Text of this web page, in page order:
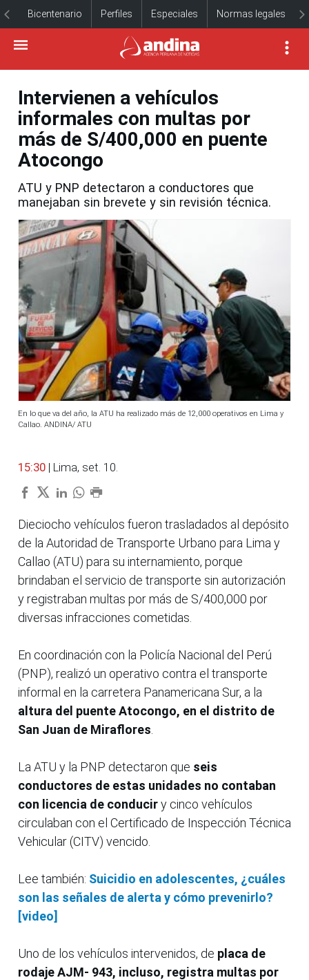
Bicentenario Perfiles Especiales Normas legales
Intervienen a vehículos
informales con multas por
más de S/400,000 en puente
Atocongo
ATU y PNP detectaron a conductores que
manejaban sin brevete y sin revisión técnica.
En lo que va del año, la ATU ha realizado más de 12,000 operativos en Lima y
Callao. ANDINA/ ATU
15:30 | Lima, set. 10.
Dieciocho vehículos fueron trasladados al depósito
de la Autoridad de Transporte Urbano para Lima y
Callao (ATU) para su internamiento, porque
brindaban el servicio de transporte sin autorización
y registraban multas por más de S/400,000 por
diversas infracciones cometidas.
En coordinación con la Policía Nacional del Perú
(PNP), realizó un operativo contra el transporte
informal en la carretera Panamericana Sur, a la
altura del puente Atocongo, en el distrito de
San Juan de Miraflores
La ATU y la PNP detectaron que seis
conductores de estas unidades no contaban
con licencia de conduciry cinco vehículos
circulaban con el Certificado de Inspección Técnica
Vehicular (CITV) vencido.
Lee también: Suicidio en adolescentes, ¿cuáles
son las señales de alerta y cómo prevenirlo?
[video]
Uno de los vehículos intervenidos, de placa de
rodaje AJM- 943, incluso, registra multas por